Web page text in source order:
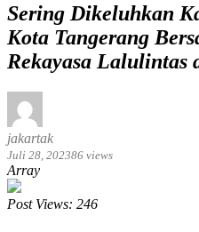
Sering Dikeluhkan
Kota Tangerang
Rekayasa Lalulintas
jakartak
Juli 28, 202386 views
Array
Post Views: 246